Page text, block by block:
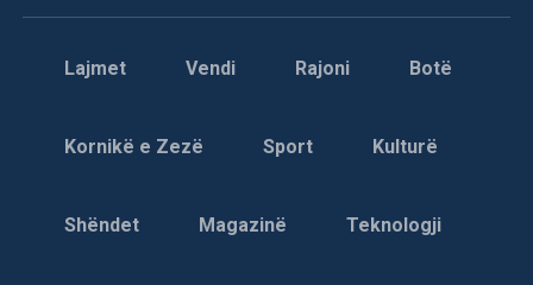
Lajmet Vendi Rajoni Botë
Kornikë e Zezë Sport Kulturë
Shëndet Magazinë Teknologji